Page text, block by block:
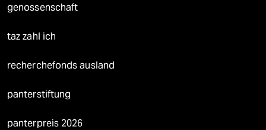
genossenschaft
taz zahl ich
recherchefonds ausland
panterstiftung
panterpreis 2026